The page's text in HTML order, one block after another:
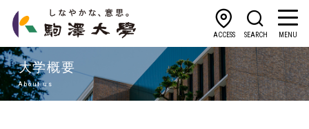
ACCESS SEARCH MENU
大学概要
About us